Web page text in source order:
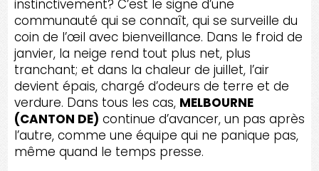
instinctivement? C’est le signe d’une
communauté qui se connaît, qui se surveille du
coin de l’œil avec bienveillance. Dans le froid de
janvier, la neige rend tout plus net, plus
tranchant; et dans la chaleur de juillet, l’air
devient épais, chargé d’odeurs de terre et de
verdure. Dans tous les cas, MELBOURNE
(CANTON DE) continue d’avancer, un pas après
l’autre, comme une équipe qui ne panique pas,
même quand le temps presse.